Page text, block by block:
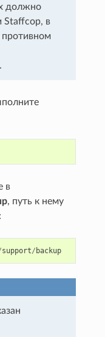
должно
Staffcop, в
противном
в
, путь к нему
support/ backup